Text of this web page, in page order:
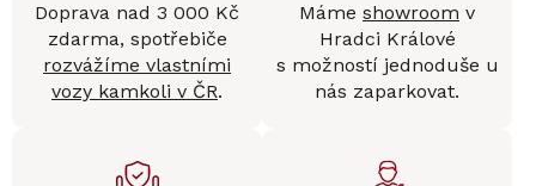
Doprava nad 3 000 Kč
zdarma, spotřebiče
rozvážíme vlastními
vozy kamkoli v ČR.
Máme showroom v
Hradci Králové
s možností jednoduše u
nás zaparkovat.